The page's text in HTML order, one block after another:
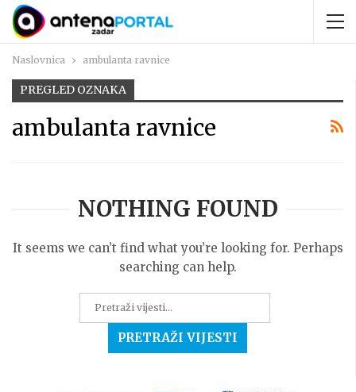
Naslovnica ambulanta ravnice
PREGLED OZNAKA
ambulanta ravnice
NOTHING FOUND
It seems we can’t find what you’re looking for. Perhaps
searching can help.